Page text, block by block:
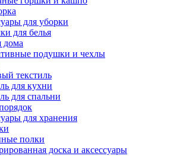
для уборки
для белья
дома
подушки и чехлы
текстиль
для кухни
для спальни
для хранения
полки
доска и аксессуары